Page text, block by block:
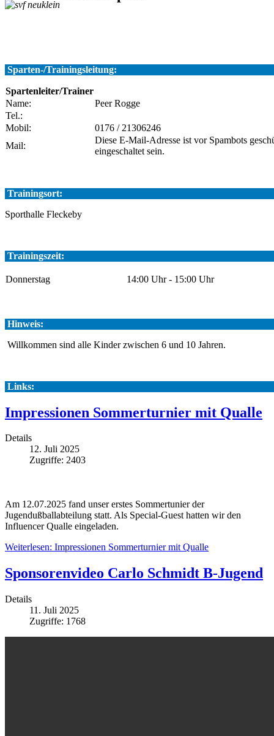
Sparten-/Trainingsleitung:
Spartenleiter/Trainer
Name:
Peer Rogge
Tel.:
Mobil:
0176 / 21306246
Mail:
Diese E-Mail-Adresse ist vor Spambots
eingeschaltet sein.
Trainingsort:
Sporthalle Fleckeby
Trainingszeit:
Donnerstag 14:00 Uhr - 15:00 Uhr
Hinweis:
Willkommen sind alle Kinder zwischen 6 und 10 Jahren.
Links:
Impressionen Sommerturnier mit Qualle
Details
12. Juli 2025
Zugriffe: 2403
Am 12.07.2025 fand unser erstes Sommertunier der
Jugendußballabteilung statt. Als Special-Guest hatten wir den
Influencer Qualle eingeladen.
Weiterlesen: Impressionen Sommerturnier mit Qualle
Sponsorenvideo Carlo Schmidt B-Jugend
Details
11. Juli 2025
Zugriffe: 1768